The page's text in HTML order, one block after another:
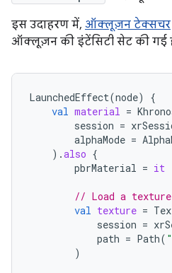
इस उदाहरण में, ऑक्लूज़न टेक्सचर
ऑक्लूज़न की इंटेंसिटी सेट की गई
LaunchedEffect(node)
{
val material =
session =
alphaMode =
).also {
pbrMaterial = it
// Load a texture
val texture =
session =
path = Path(
)